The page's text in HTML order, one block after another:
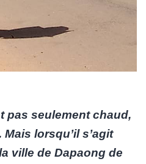
pas seulement chaud,
lorsqu’il s’agit
ville de Dapaong de